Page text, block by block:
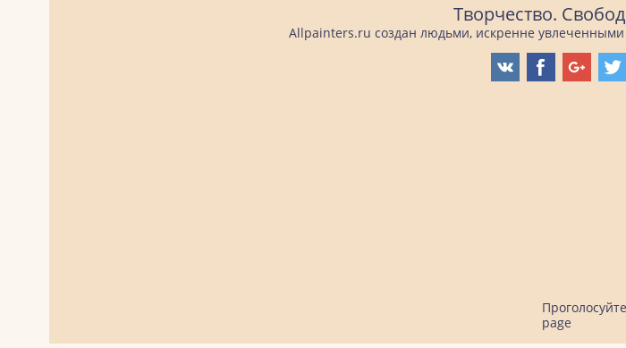
Творчество.
Allpainters.ru создан людьми, искренне
Проголосуйте
page